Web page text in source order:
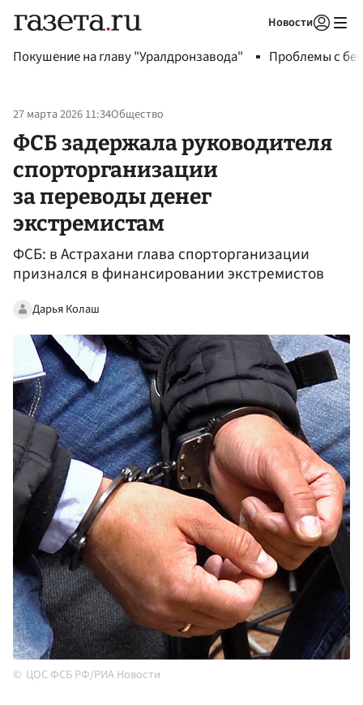
Новости
Покушение на главу "Уралдронзавода" Проблемы с
27 марта 2026 11:34Общество
ФСБ задержала руководителя
спорторганизации
за переводы денег
экстремистам
ФСБ: в Астрахани глава спорторганизации
признался в финансировании экстремистов
Дарья Колаш
ЦОС ФСБ РФ/РИА Новости